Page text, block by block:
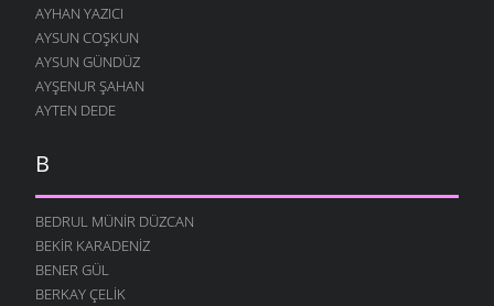
AYHAN YAZICI
AYSUN COŞKUN
AYSUN GÜNDÜZ
AYŞENUR ŞAHAN
AYTEN DEDE
B
BEDRUL MÜNIR DÜZCAN
BEKIR KARADENIZ
BENER GÜL
BERKAY ÇELIK